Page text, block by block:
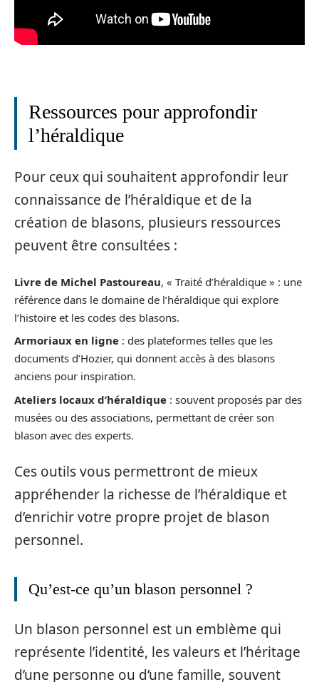
Ressources pour approfondir
l’héraldique
Pour ceux qui souhaitent approfondir leur
connaissance de l’héraldique et de la
création de blasons, plusieurs ressources
peuvent être consultées :
Livre de Michel Pastoureau, « Traité d’héraldique » : une
référence dans le domaine de l’héraldique qui explore
l’histoire et les codes des blasons.
Armoriaux en ligne : des plateformes telles que les
documents d’Hozier, qui donnent accès à des blasons
anciens pour inspiration.
Ateliers locaux d’héraldique : souvent proposés par des
musées ou des associations, permettant de créer son
blason avec des experts.
Ces outils vous permettront de mieux
appréhender la richesse de l’héraldique et
d’enrichir votre propre projet de blason
personnel.
Qu’est-ce qu’un blason personnel ?
Un blason personnel est un emblème qui
représente l’identité, les valeurs et l’héritage
d’une personne ou d’une famille, souvent